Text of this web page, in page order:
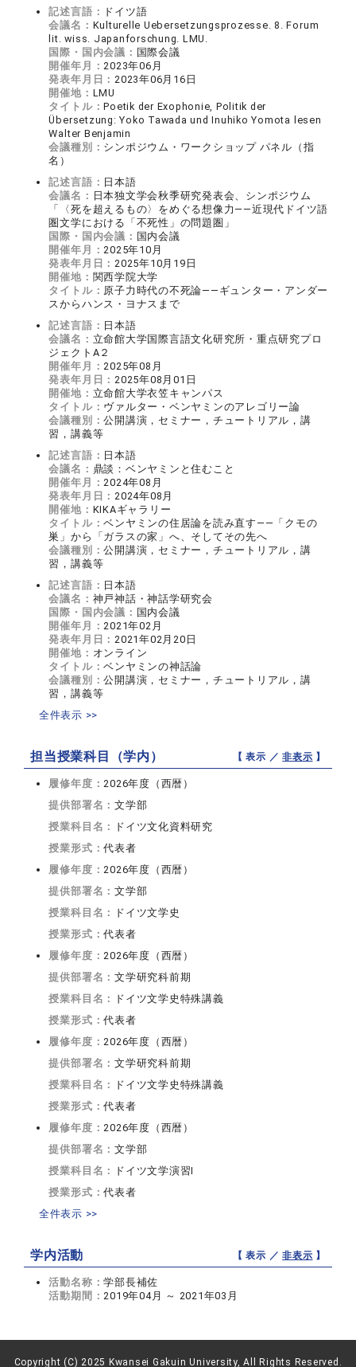
記述言語： ドイツ語
会議名： Kulturelle Uebersetzungsprozesse. 8. Forum
lit. wiss. Japanforschung. LMU.
国際・国内会議： 国際会議
開催年月：2023年06月
発表年月日：2023年06月16日
開催地： LMU
タイトル：Poetik der Exophonie, Politik der
Übersetzung: Yoko Tawada und Inuhiko Yomota lesen
Walter Benjamin
会議種別： シンポジウム・ワークショップ パネル（指
名）
記述言語： 日本語
会議名： 日本独文学会秋季研究発表会、シンポジウム
「〈死を超えるもの〉をめぐる想像力――近現代ドイツ語
圏文学における「不死性」の問題圏」
国際・国内会議： 国内会議
開催年月：2025年10月
発表年月日：2025年10月19日
開催地： 関西学院大学
タイトル： 原子力時代の不死論――ギュンター・アンダー
スからハンス・ヨナスまで
記述言語： 日本語
会議名： 立命館大学国際言語文化研究所・重点研究プロ
ジェクトA２
開催年月：2025年08月
発表年月日：2025年08月01日
開催地： 立命館大学衣笠キャンパス
タイトル： ヴァルター・ベンヤミンのアレゴリー論
会議種別：公開講演，セミナー，チュートリアル，講
習，講義等
記述言語： 日本語
会議名： 鼎談：ベンヤミンと住むこと
開催年月：2024年08月
発表年月日：2024年08月
開催地： KIKAギャラリー
タイトル：ベンヤミンの住居論を読み直す――「クモの
巣」から「ガラスの家」へ、そしてその先へ
会議種別：公開講演，セミナー，チュートリアル，講
習，講義等
記述言語： 日本語
会議名： 神戸神話・神話学研究会
国際・国内会議： 国内会議
開催年月：2021年02月
発表年月日：2021年02月20日
開催地： オンライン
タイトル：ベンヤミンの神話論
会議種別：公開講演，セミナー，チュートリアル，講
習，講義等
全件表示 >>
担当授業科目（学内） 【 表示 ／非表示 】
履修年度：2026年度（西暦）
提供部署名：文学部
授業科目名：
ドイツ文化資料研究
授業形式：代表者
履修年度：2026年度（西暦）
提供部署名：文学部
授業科目名：
ドイツ文学史
授業形式：代表者
履修年度：2026年度（西暦）
提供部署名：文学研究科前期
授業科目名：
ドイツ文学史特殊講義
授業形式：代表者
履修年度：2026年度（西暦）
提供部署名：文学研究科前期
授業科目名：
ドイツ文学史特殊講義
授業形式：代表者
履修年度：2026年度（西暦）
提供部署名：文学部
授業科目名：
ドイツ文学演習I
授業形式：代表者
全件表示 >>
学内活動 【 表示 ／非表示 】
活動名称：学部長補佐
活動期間：2019年04月 ～ 2021年03月
Copyright (C) 2025 Kwansei Gakuin University, All Rights Reserved.